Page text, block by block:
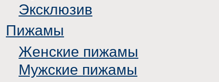
Эксклюзив
Пижамы
Женские пижамы
Мужские пижамы